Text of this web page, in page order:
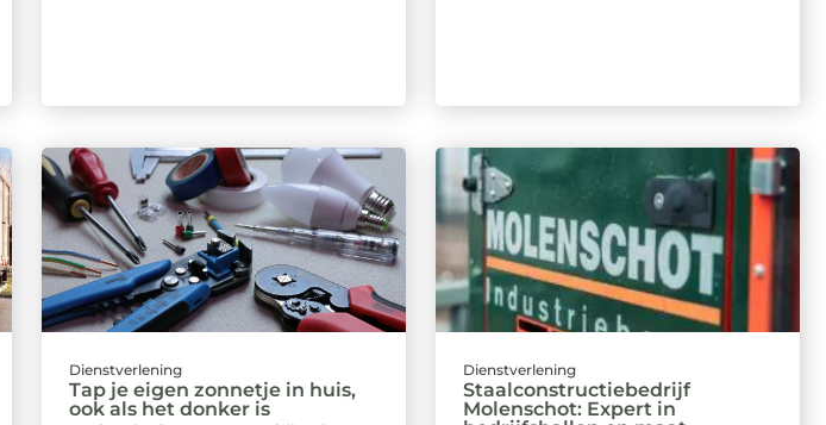
Dienstverlening
Tap je eigen zonnetje in huis,
ook als het donker is
Dienstverlening
Staalconstructiebedrijf
Molenschot: Expert in